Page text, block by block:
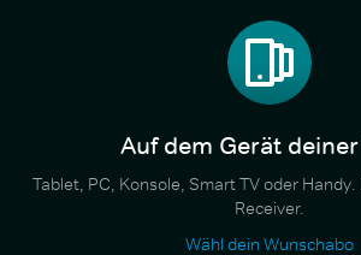
Auf dem Gerät
Tablet, PC, Konsole, Smart TV oder
Receiver.
Wähl dein Wunschabo